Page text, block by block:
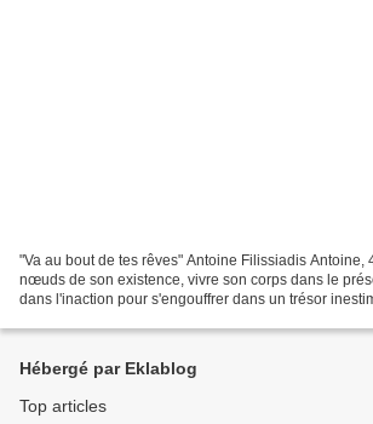
"Va au bout de tes rêves" Antoine Filissiadis Antoine,
nœuds de son existence, vivre son corps dans le
dans l'inaction pour s'engouffrer dans un trésor
Hébergé par Eklablog
Top articles